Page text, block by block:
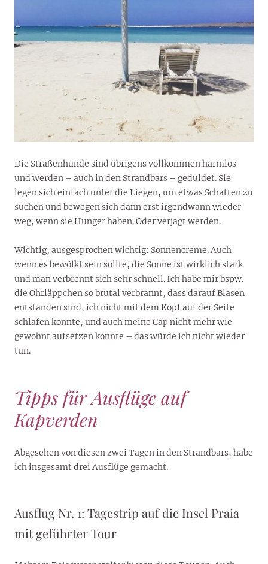
Die Straßenhunde sind übrigens vollkommen harmlos
und werden – auch in den Strandbars – geduldet. Sie
legen sich einfach unter die Liegen, um etwas Schatten zu
suchen und bewegen sich dann erst irgendwann wieder
weg, wenn sie Hunger haben. Oder verjagt werden.
Wichtig, ausgesprochen wichtig: Sonnencreme. Auch
wenn es bewölkt sein sollte, die Sonne ist wirklich stark
und man verbrennt sich sehr schnell. Ich habe mir bspw.
die Ohrläppchen so brutal verbrannt, dass darauf Blasen
entstanden sind, ich nicht mit dem Kopf auf der Seite
schlafen konnte, und auch meine Cap nicht mehr wie
gewohnt aufsetzen konnte – das würde ich nicht wieder
tun.
Tipps für Ausflüge auf
Kapverden
Abgesehen von diesen zwei Tagen in den Strandbars, habe
ich insgesamt drei Ausflüge gemacht.
Ausflug Nr. 1: Tagestrip auf die Insel Praia
mit geführter Tour